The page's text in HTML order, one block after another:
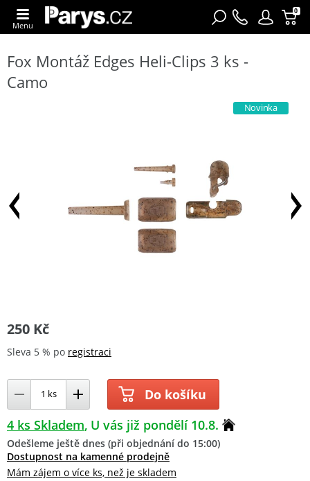
0
Menu
Fox Montáž Edges Heli-Clips 3 ks -
Camo
Novinka
250 Kč
Sleva 5 % po registraci
Do košíku
4 ks Skladem U vás již pondělí 10.8.
Odešleme ještě dnes (při objednání do 15:00)
Dostupnost na kamenné prodejně
Mám zájem o více ks, než je skladem